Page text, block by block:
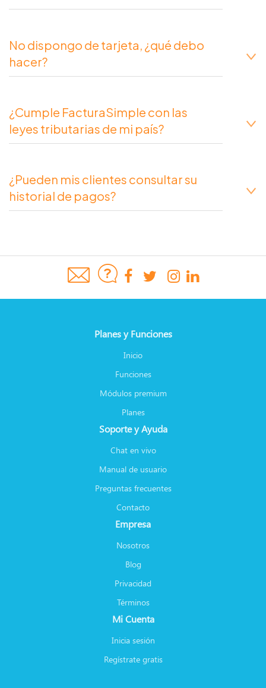
No dispongo de tarjeta, ¿qué debo
hacer?
¿Cumple FacturaSimple con las
leyes tributarias de mi país?
¿Pueden mis clientes consultar su
historial de pagos?
Planes y Funciones
Inicio
Funciones
Módulos premium
Planes
Soporte y Ayuda
Chat en vivo
Manual de usuario
Preguntas frecuentes
Contacto
Empresa
Nosotros
Blog
Privacidad
Términos
Mi Cuenta
Inicia sesión
Regístrate gratis